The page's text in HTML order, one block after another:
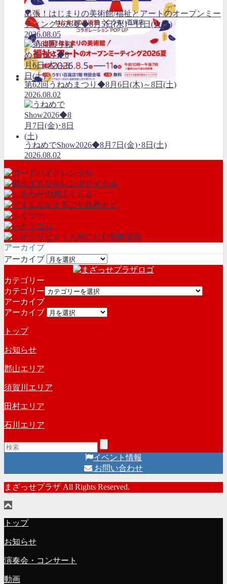
出張！はじまりの美術館/福祉とアートのオープンミー
ティング2026夏◆8月5日(水)～11日(火祝)
2026.08.05
第62回うねめまつり◆8月6日(木)～8日(土)
2026.08.02
うねめでShow2026◆8月7日(金)･8日(土)
2026.08.02
アーカイブ
アーカイブ
カテゴリー
カテゴリー
アーカイブ
アーカイブ
トップ
お知らせ
郡山エリア
須賀川エリア
田村エリア
石川エリア
イベント情報
お問い合わせ
まざっせプラザ All Rights Reserved.
トップ
お知らせ
演奏会・コンサート
動画